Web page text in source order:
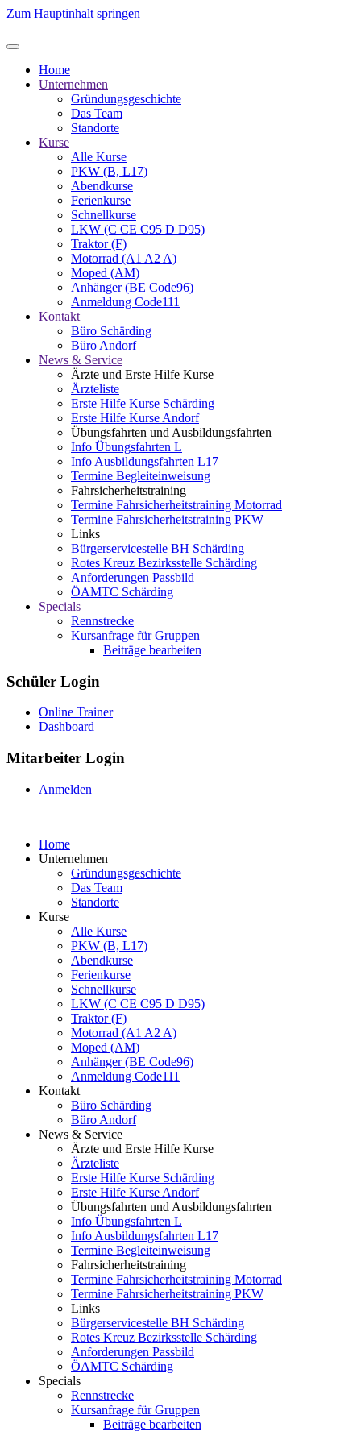
Zum Hauptinhalt springen
Home
Unternehmen
Gründungsgeschichte
Das Team
Standorte
Kurse
Alle Kurse
PKW (B, L17)
Abendkurse
Ferienkurse
Schnellkurse
LKW (C CE C95 D D95)
Traktor (F)
Motorrad (A1 A2 A)
Moped (AM)
Anhänger (BE Code96)
Anmeldung Code111
Kontakt
Büro Schärding
Büro Andorf
News & Service
Ärzte und Erste Hilfe Kurse
Ärzteliste
Erste Hilfe Kurse Schärding
Erste Hilfe Kurse Andorf
Übungsfahrten und Ausbildungsfahrten
Info Übungsfahrten L
Info Ausbildungsfahrten L17
Termine Begleiteinweisung
Fahrsicherheitstraining
Termine Fahrsicherheitstraining Motorrad
Termine Fahrsicherheitstraining PKW
Links
Bürgerservicestelle BH Schärding
Rotes Kreuz Bezirksstelle Schärding
Anforderungen Passbild
ÖAMTC Schärding
Specials
Rennstrecke
Kursanfrage für Gruppen
Beiträge bearbeiten
Schüler Login
Online Trainer
Dashboard
Mitarbeiter Login
Anmelden
Home
Unternehmen
Gründungsgeschichte
Das Team
Standorte
Kurse
Alle Kurse
PKW (B, L17)
Abendkurse
Ferienkurse
Schnellkurse
LKW (C CE C95 D D95)
Traktor (F)
Motorrad (A1 A2 A)
Moped (AM)
Anhänger (BE Code96)
Anmeldung Code111
Kontakt
Büro Schärding
Büro Andorf
News & Service
Ärzte und Erste Hilfe Kurse
Ärzteliste
Erste Hilfe Kurse Schärding
Erste Hilfe Kurse Andorf
Übungsfahrten und Ausbildungsfahrten
Info Übungsfahrten L
Info Ausbildungsfahrten L17
Termine Begleiteinweisung
Fahrsicherheitstraining
Termine Fahrsicherheitstraining Motorrad
Termine Fahrsicherheitstraining PKW
Links
Bürgerservicestelle BH Schärding
Rotes Kreuz Bezirksstelle Schärding
Anforderungen Passbild
ÖAMTC Schärding
Specials
Rennstrecke
Kursanfrage für Gruppen
Beiträge bearbeiten